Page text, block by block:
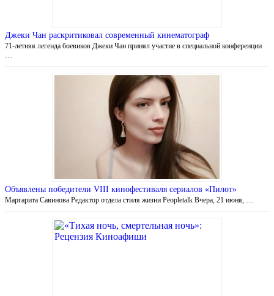
Джеки Чан раскритиковал современный кинематограф
71-летняя легенда боевиков Джеки Чан принял участие в специальной конференции
Объявлены победители VIII кинофестиваля сериалов «Пилот»
Маргарита Савинова Редактор отдела стиля жизни Peopletalk Вчера, 21 июня, …